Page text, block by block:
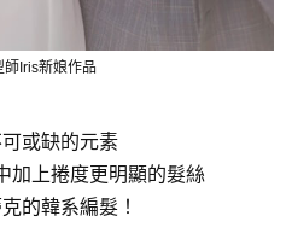
師Iris新娘作品
或缺的元素
加上捲度更明顯的髮絲
的韓系編髮！